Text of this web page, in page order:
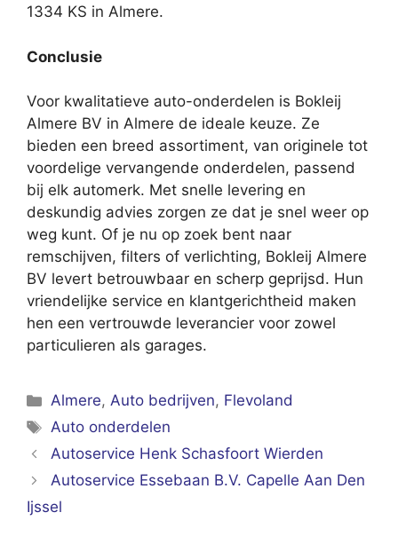
1334 KS in Almere.
Conclusie
Voor kwalitatieve auto-onderdelen is Bokleij
Almere BV in Almere de ideale keuze. Ze
bieden een breed assortiment, van originele tot
voordelige vervangende onderdelen, passend
bij elk automerk. Met snelle levering en
deskundig advies zorgen ze dat je snel weer op
weg kunt. Of je nu op zoek bent naar
remschijven, filters of verlichting, Bokleij Almere
BV levert betrouwbaar en scherp geprijsd. Hun
vriendelijke service en klantgerichtheid maken
hen een vertrouwde leverancier voor zowel
particulieren als garages.
Categorieën
Almere,Auto bedrijven, Flevoland
Tags
Auto onderdelen
Autoservice Henk Schasfoort Wierden
Autoservice Essebaan B.V. Capelle Aan Den
Ijssel